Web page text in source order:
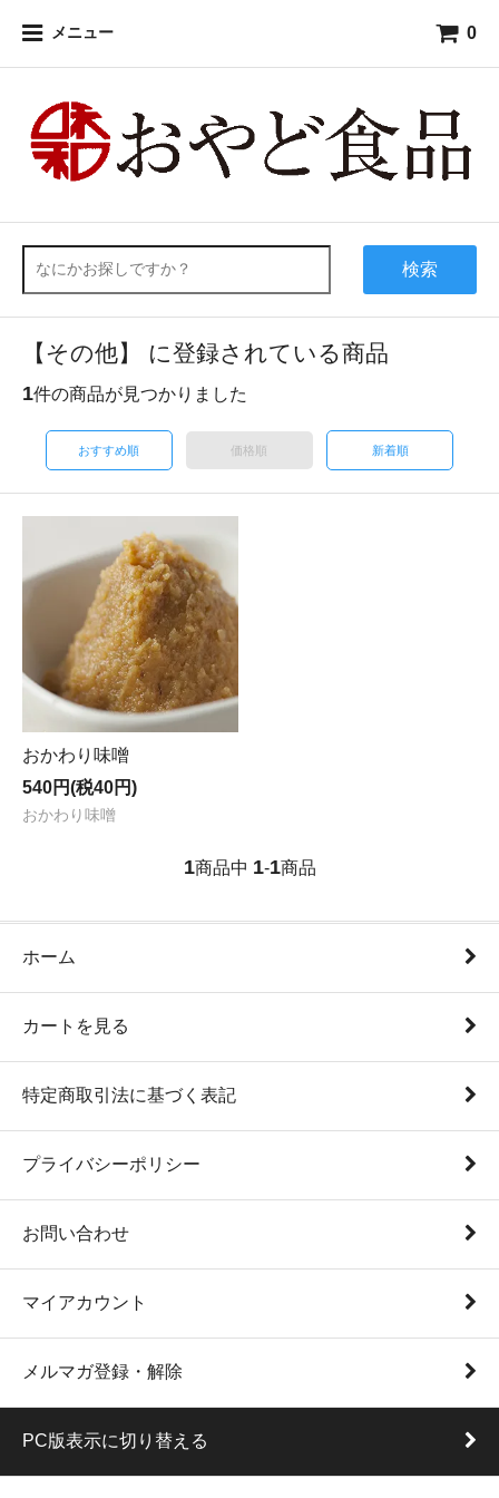
メニュー 0
検索
【その他】 に登録されている商品
1件の商品が見つかりました
おすすめ順 価格順 新着順
おかわり味噌
540円(税40円)
おかわり味噌
1商品中 1-1商品
ホーム
カートを見る
特定商取引法に基づく表記
プライバシーポリシー
お問い合わせ
マイアカウント
メルマガ登録・解除
PC版表示に切り替える